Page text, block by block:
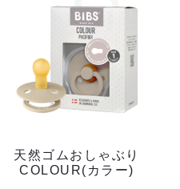
天然ゴムおしゃぶり
COLOUR(カラー)